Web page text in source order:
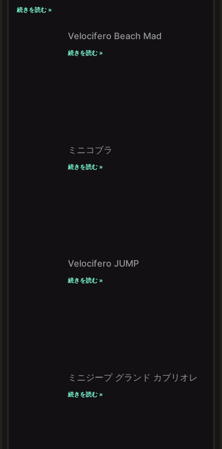
続きを読む »
Velocifero Beach Mad
続きを読む »
ミニコブラ
続きを読む »
Velocifero JUMP
続きを読む »
ミニジープ グランド カブリオレ
続きを読む »